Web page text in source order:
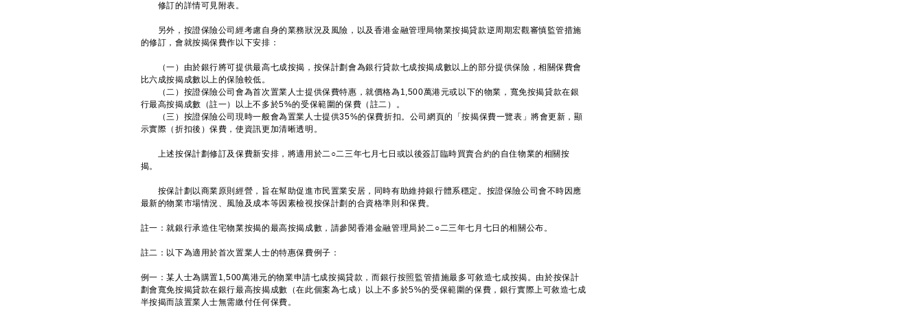
修訂的詳情可見附表。
另外，按證保險公司經考慮自身的業務狀況及風險，以及香港金融管理局物業按揭貸款逆周期宏觀審慎監管措施
的修訂，會就按揭保費作以下安排：
（一）由於銀行將可提供最高七成按揭，按保計劃會為銀行貸款七成按揭成數以上的部分提供保險，相關保費會
比六成按揭成數以上的保險較低。
（二）按證保險公司會為首次置業人士提供保費特惠，就價格為1,500萬港元或以下的物業，寬免按揭貸款在銀
行最高按揭成數（註一）以上不多於5%的受保範圍的保費（註二）。
（三）按證保險公司現時一般會為置業人士提供35%的保費折扣。公司網頁的「按揭保費一覽表」將會更新，顯
示實際（折扣後）保費，使資訊更加清晰透明。
上述按保計劃修訂及保費新安排，將適用於二○二三年七月七日或以後簽訂臨時買賣合約的自住物業的相關按
揭。
按保計劃以商業原則經營，旨在幫助促進市民置業安居，同時有助維持銀行體系穩定。按證保險公司會不時因應
最新的物業市場情況、風險及成本等因素檢視按保計劃的合資格準則和保費。
註一：就銀行承造住宅物業按揭的最高按揭成數，請參閱香港金融管理局於二○二三年七月七日的相關公布。
註二：以下為適用於首次置業人士的特惠保費例子：
例一：某人士為購置1,500萬港元的物業申請七成按揭貸款，而銀行按照監管措施最多可敘造七成按揭。由於按保計
劃會寬免按揭貸款在銀行最高按揭成數（在此個案為七成）以上不多於5%的受保範圍的保費，銀行實際上可敘造七成
半按揭而該置業人士無需繳付任何保費。